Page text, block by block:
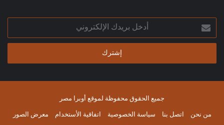
أدخل
بريدك
الإلكتروني
جميع الحقوق محفوظة لموقع أوبرا مصر
من نحن
اتصل بنا سياسة الخصوصية اتفاقية الأستخدام معرض الصور